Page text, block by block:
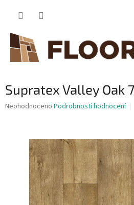
Supratex Valley Oak
Průměrné
hvězdiček.
Neohodnoceno Podrobnosti hodnocení